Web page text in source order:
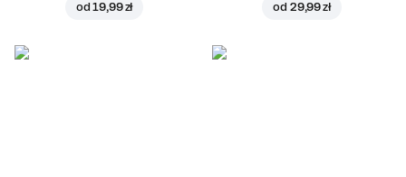
od19,99 zł od 29,99 zł